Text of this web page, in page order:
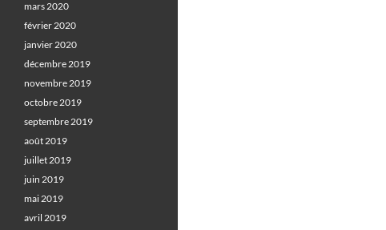
mars 2020
février 2020
janvier 2020
décembre 2019
novembre 2019
octobre 2019
septembre 2019
août 2019
juillet 2019
juin 2019
mai 2019
avril 2019